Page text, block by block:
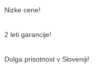
Nizke cene!
2 leti garancije!
Dolga prisotnost v Sloveniji!